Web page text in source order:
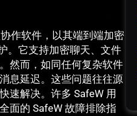
作软件，以其端到端加密
。它支持加密聊天、文件
然而，如同任何复杂软件
息延迟。这些问题往往源
速解决。许多 SafeW 用
面的 SafeW 故障排除指